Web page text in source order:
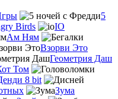
5
Birds
IO
Ам Ням
Взорви Это
Геометрия Даш
Том
8 bit
Зума